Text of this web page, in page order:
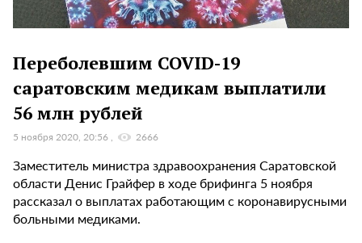
Переболевшим COVID-19
саратовским медикам выплатили
56 млн рублей
5 ноября 2020, 20:56 2666
Заместитель министра здравоохранения Саратовской
области Денис Грайфер в ходе брифинга 5 ноября
рассказал о выплатах работающим с коронавирусными
больными медиками.